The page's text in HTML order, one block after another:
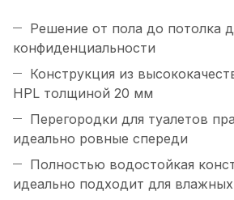
Решение от пола до потолка
конфиденциальности
Конструкция из
HPL толщиной 20 мм
Перегородки для туалетов
идеально ровные спереди
Полностью водостойкая
идеально подходит для